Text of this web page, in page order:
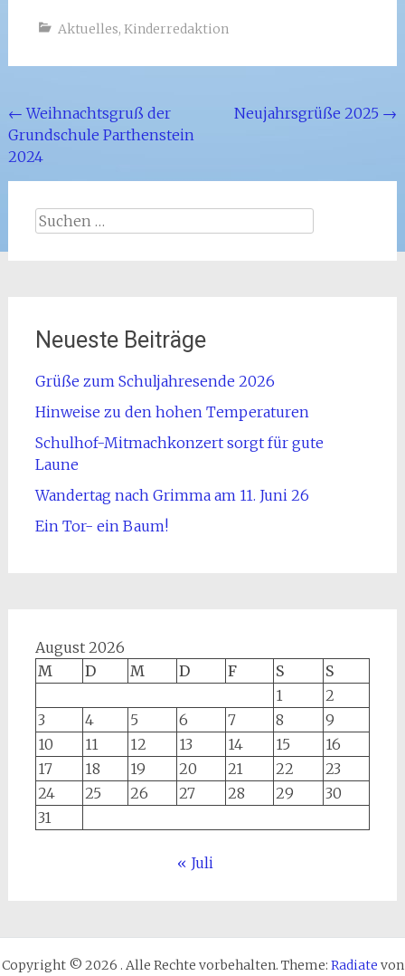
Aktuelles, Kinderredaktion
Beitragsnavigation
← Weihnachtsgruß der
Grundschule Parthenstein
2024
Neujahrsgrüße 2025 →
Suchen
Neueste Beiträge
Grüße zum Schuljahresende 2026
Hinweise zu den hohen Temperaturen
Schulhof-Mitmachkonzert sorgt für gute
Laune
Wandertag nach Grimma am 11. Juni 26
Ein Tor- ein Baum!
August 2026
M
D M D F S
S
1
2
3
4 5 6 7 8
9
10
11 12 13 14 15
16
17
18 19 20 21 22
23
24
25 26 27 28 29
30
31
« Juli
Copyright © 2026 . Alle Rechte vorbehalten. Theme: Radiate von